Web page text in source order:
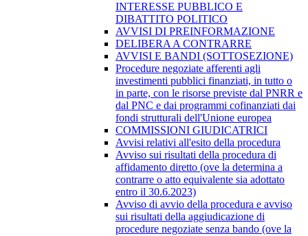
INTERESSE PUBBLICO E
DIBATTITO POLITICO
AVVISI DI PREINFORMAZIONE
DELIBERA A CONTRARRE
AVVISI E BANDI (SOTTOSEZIONE)
Procedure negoziate afferenti agli
investimenti pubblici finanziati, in tutto o
in parte, con le risorse previste dal PNRR e
dal PNC e dai programmi cofinanziati dai
fondi strutturali dell'Unione europea
COMMISSIONI GIUDICATRICI
Avvisi relativi all'esito della procedura
Avviso sui risultati della procedura di
affidamento diretto (ove la determina a
contrarre o atto equivalente sia adottato
entro il 30.6.2023)
Avviso di avvio della procedura e avviso
sui risultati della aggiudicazione di
procedure negoziate senza bando (ove la